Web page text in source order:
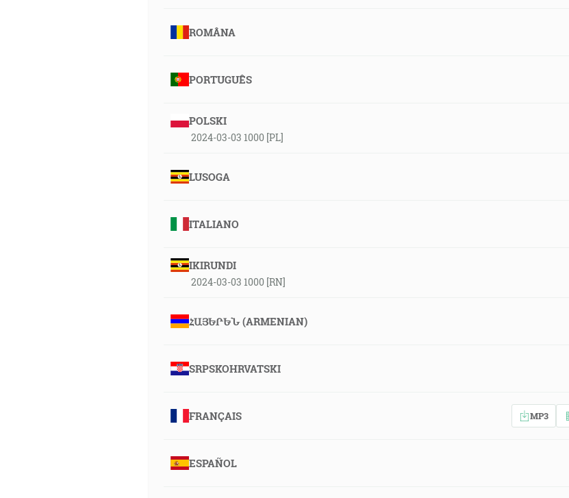
ROMÂNA
PORTUGUÊS
POLSKI
2024-03-03 1000 [PL]
LUSOGA
ITALIANO
IKIRUNDI
2024-03-03 1000 [RN]
ՀԱՅԵՐԵՆ (ARMENIAN)
SRPSKOHRVATSKI
FRANÇAIS MP3
ESPAÑOL